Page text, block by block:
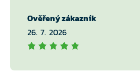
Ověřený zákazník
26. 7. 2026